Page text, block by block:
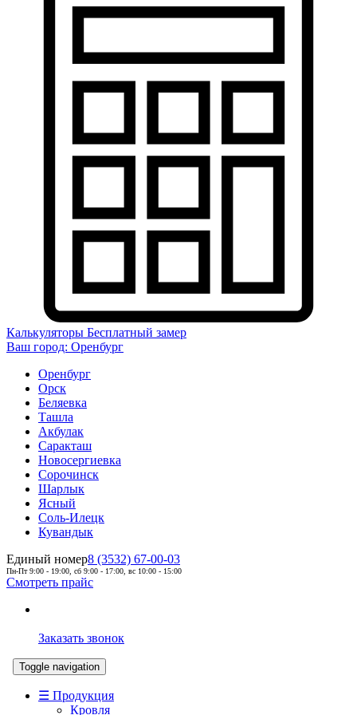
Калькуляторы Бесплатный замер
Ваш город: Оренбург
Оренбург
Орск
Беляевка
Ташла
Акбулак
Саракташ
Новосергиевка
Сорочинск
Шарлык
Ясный
Соль-Илецк
Кувандык
Единый номер8 (3532) 67-00-03
Пн-Пт 9:00 - 19:00, сб 9:00 - 17:00, вс 10:00 - 15:00
Смотреть прайс
Заказать звонок
Toggle navigation
☰ Продукция
Кровля